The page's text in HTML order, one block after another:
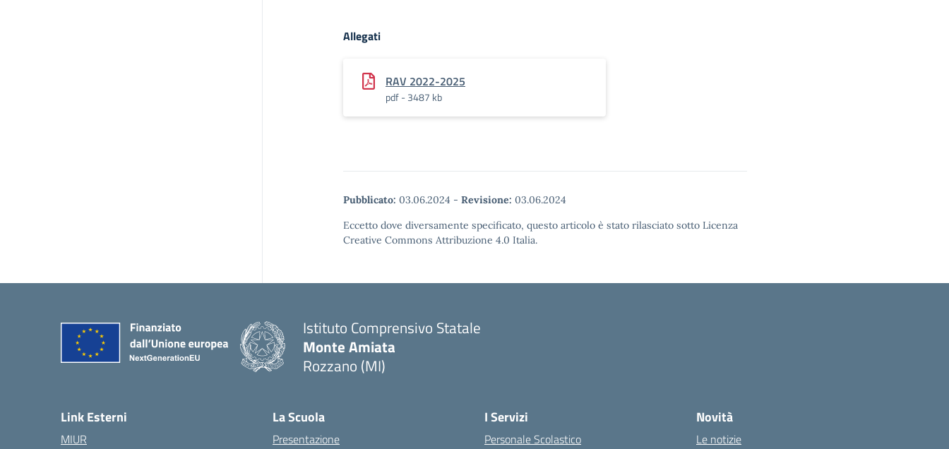
Allegati
RAV 2022-2025
pdf - 3487 kb
Pubblicato: 03.06.2024 - Revisione: 03.06.2024
Eccetto dove diversamente specificato, questo articolo è stato rilasciato sotto Licenza
Creative Commons Attribuzione 4.0 Italia.
Istituto Comprensivo Statale
Monte Amiata
Rozzano (MI)
Link Esterni
MIUR
La Scuola
Presentazione
I Servizi
Personale Scolastico
Novità
Le notizie